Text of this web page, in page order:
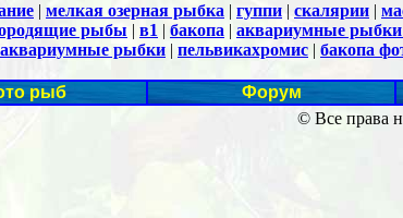
| мелкая озерная рыбка | гуппи | скалярии |
рыбы | в1 | бакопа | аквариумные
рыбки | пельвикахромис | бакопа
рыб Форум
© Все права